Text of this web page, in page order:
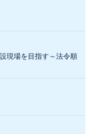
現場を目指す～法令順